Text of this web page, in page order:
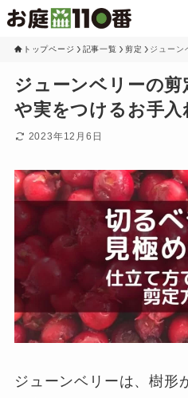
トップページ 記事一覧 剪定 ジューン
ジューンベリーの
や実をつけるお手
2023年12月6日
ジューンベリーは、樹形